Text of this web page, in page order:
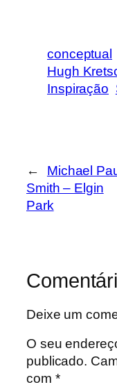
conceptual
Hugh
Inspiração
←
Michael
Smith – Elgin
Park
Deixe um
O seu
publicado.
com *